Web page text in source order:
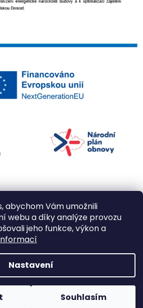
abychom Vám umožnili
webu a díky analýze provozu
jeho funkce, výkon a
Nastavení
Souhlasím
Vytvořil Shoptet
Kapří kuličky. Všechna práva
Upravit nastavení cookies